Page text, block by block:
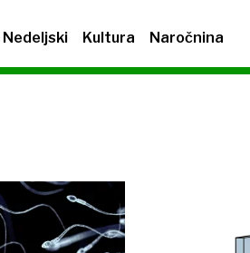
Nedeljski Kultura Naročnina